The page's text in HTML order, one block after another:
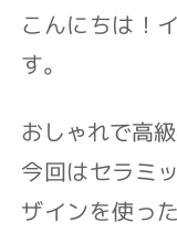
こんにちは！
す。
おしゃれで高
今回はセラミ
ザインを使っ